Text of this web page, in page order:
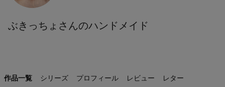
ぶきっちょさんのハンドメイド
作品一覧 シリーズ プロフィール レビュー レター